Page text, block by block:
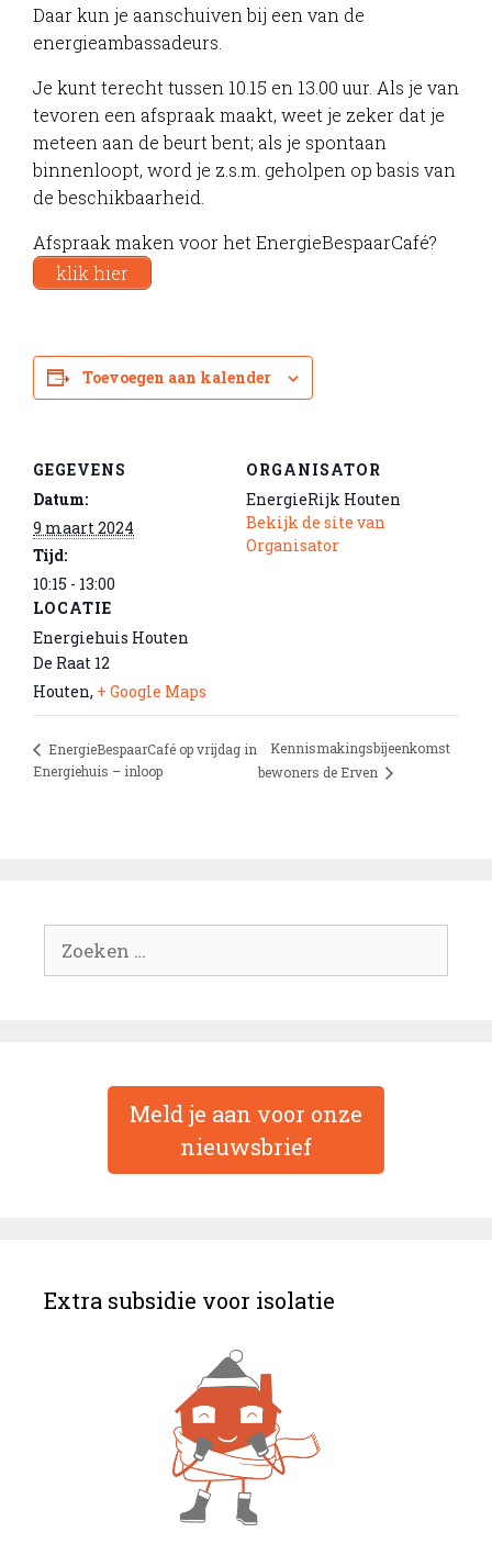
Daar kun je aanschuiven bij een van de
energieambassadeurs.
Je kunt terecht tussen 10.15 en 13.00 uur. Als je van
tevoren een afspraak maakt, weet je zeker dat je
meteen aan de beurt bent; als je spontaan
binnenloopt, word je z.s.m. geholpen op basis van
de beschikbaarheid.
Afspraak maken voor het EnergieBespaarCafé?
klik hier
Toevoegen aan kalender
GEGEVENS
Datum:
9 maart 2024
Tijd:
10:15 - 13:00
LOCATIE
Energiehuis Houten
De Raat 12
Houten, + Google Maps
ORGANISATOR
EnergieRijk Houten
Bekijk de site van
Organisator
EnergieBespaarCafé op vrijdag in
Energiehuis – inloop
Kennismakingsbijeenkomst
bewoners de Erven
naar:
Meld je aan voor onze
nieuwsbrief
Extra subsidie voor isolatie